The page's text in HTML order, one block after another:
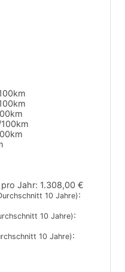
Jahr: 1.308,00 €
10 Jahre):
10 Jahre):
10 Jahre):